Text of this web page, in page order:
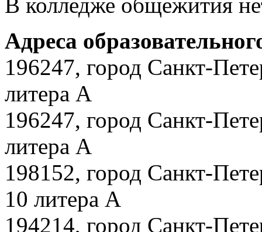
Адреса
196247, город Санкт-
литера А
196247, город Санкт-
литера А
198152, город Санкт-
10 литера А
194214, город Санкт-